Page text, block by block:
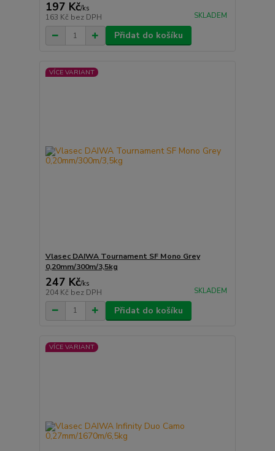
197 Kč/ks
163 Kč bez DPH SKLADEM
Přidat do košíku
VÍCE VARIANT
Vlasec DAIWA Tournament SF Mono Grey
0,20mm/300m/3,5kg
247 Kč/ks
204 Kč bez DPH SKLADEM
Přidat do košíku
VÍCE VARIANT